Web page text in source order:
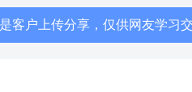
客户上传分享，仅供网友学习